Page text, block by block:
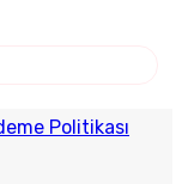
Politikası